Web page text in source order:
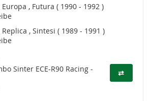
Europa , Futura ( 1990 - 1992 )
Replica , Sintesi ( 1989 - 1991 )
⇄
Sinter ECE-R90 Racing -